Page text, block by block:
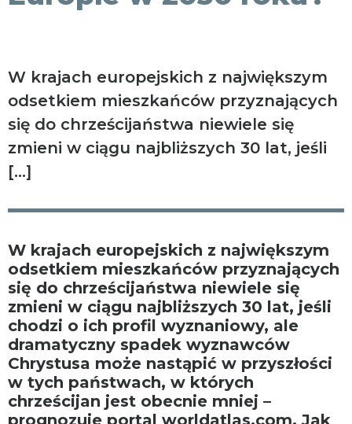
W krajach europejskich z największym
odsetkiem mieszkańców przyznających
się do chrześcijaństwa niewiele się
zmieni w ciągu najbliższych 30 lat, jeśli
[…]
W krajach europejskich z największym
odsetkiem mieszkańców przyznających
się do chrześcijaństwa niewiele się
zmieni w ciągu najbliższych 30 lat, jeśli
chodzi o ich profil wyznaniowy, ale
dramatyczny spadek wyznawców
Chrystusa może nastąpić w przyszłości
w tych państwach, w których
chrześcijan jest obecnie mniej –
prognozuje portal worldatlas.com. Jak